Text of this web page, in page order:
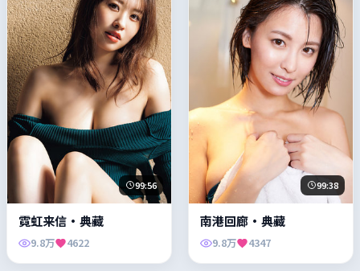
99:56
霓虹来信·典藏
9.8万 4622
99:38
南港回廊·典藏
9.8万 4347